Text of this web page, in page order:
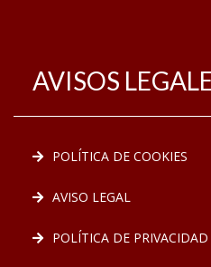
AVISOS
POLÍTICA DE COOKIES
AVISO LEGAL
POLÍTICA DE PRIVACIDAD